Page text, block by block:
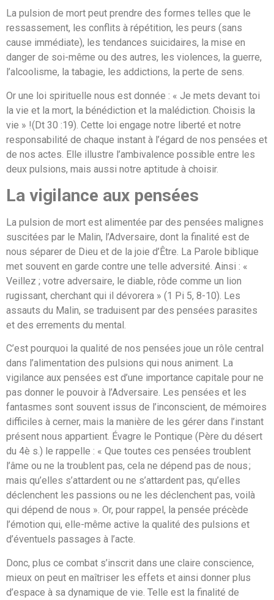
La pulsion de mort peut prendre des formes telles que le
ressassement, les conflits à répétition, les peurs (sans
cause immédiate), les tendances suicidaires, la mise en
danger de soi-même ou des autres, les violences, la guerre,
l’alcoolisme, la tabagie, les addictions, la perte de sens.
Or une loi spirituelle nous est donnée : « Je mets devant toi
la vie et la mort, la bénédiction et la malédiction. Choisis la
vie » !(Dt 30 :19). Cette loi engage notre liberté et notre
responsabilité de chaque instant à l’égard de nos pensées et
de nos actes. Elle illustre l’ambivalence possible entre les
deux pulsions, mais aussi notre aptitude à choisir.
La vigilance aux pensées
La pulsion de mort est alimentée par des pensées malignes
suscitées par le Malin, l’Adversaire, dont la finalité est de
nous séparer de Dieu et de la joie d’Être. La Parole biblique
met souvent en garde contre une telle adversité. Ainsi : «
Veillez ; votre adversaire, le diable, rôde comme un lion
rugissant, cherchant qui il dévorera » (1 Pi 5, 8-10). Les
assauts du Malin, se traduisent par des pensées parasites
et des errements du mental.
C’est pourquoi la qualité de nos pensées joue un rôle central
dans l’alimentation des pulsions qui nous animent. La
vigilance aux pensées est d’une importance capitale pour ne
pas donner le pouvoir à l’Adversaire. Les pensées et les
fantasmes sont souvent issus de l’inconscient, de mémoires
difficiles à cerner, mais la manière de les gérer dans l’instant
présent nous appartient. Évagre le Pontique (Père du désert
du 4è s.) le rappelle : « Que toutes ces pensées troublent
l’âme ou ne la troublent pas, cela ne dépend pas de nous ;
mais qu’elles s’attardent ou ne s’attardent pas, qu’elles
déclenchent les passions ou ne les déclenchent pas, voilà
qui dépend de nous ». Or, pour rappel, la pensée précède
l’émotion qui, elle-même active la qualité des pulsions et
d’éventuels passages à l’acte.
Donc, plus ce combat s’inscrit dans une claire conscience,
mieux on peut en maîtriser les effets et ainsi donner plus
d’espace à sa dynamique de vie. Telle est la finalité de